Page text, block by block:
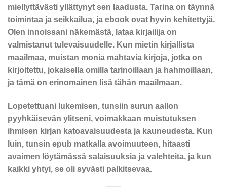
miellyttävästi yllättynyt sen laadusta. Tarina on täynnä
toimintaa ja seikkailua, ja ebook ovat hyvin kehitettyjä.
Olen innoissani näkemästä, lataa kirjailija on
valmistanut tulevaisuudelle. Kun mietin kirjallista
maailmaa, muistan monia mahtavia kirjoja, jotka on
kirjoitettu, jokaisella omilla tarinoillaan ja hahmoillaan,
ja tämä on erinomainen lisä tähän maailmaan.
Lopetettuani lukemisen, tunsiin surun aallon
pyyhkäisevän ylitseni, voimakkaan muistutuksen
ihmisen kirjan katoavaisuudesta ja kauneudesta. Kun
luin, tunsin epub matkalla avoimuuteen, hitaasti
avaimen löytämässä salaisuuksia ja valehteita, ja kun
kaikki yhtyi, se oli syvästi palkitsevaa.